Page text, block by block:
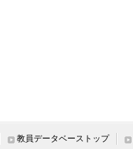
教員データベーストップ